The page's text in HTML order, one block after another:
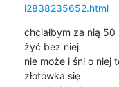
i2838235652.html
chciałbym za nią
żyć bez niej
nie może i śni o niej
złotówka się